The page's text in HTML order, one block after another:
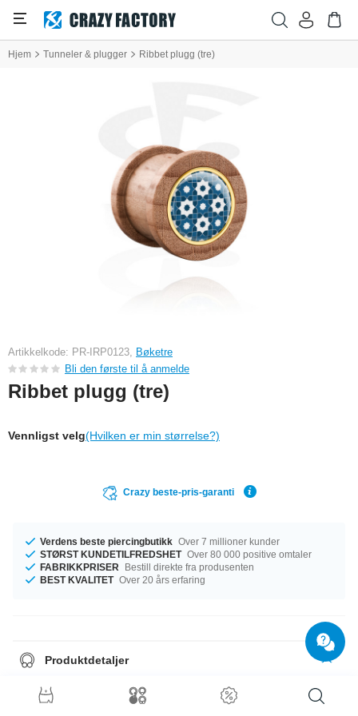
Hjem Tunneler & plugger Ribbet plugg (tre)
Artikkelkode: PR-IRP0123, Bøketre
Bli den første til å anmelde
Ribbet plugg (tre)
Vennligst velg(Hvilken er min størrelse?)
Crazy beste-pris-garanti
Verdens beste piercingbutikk Over 7 millioner kunder
STØRST KUNDETILFREDSHET Over 80 000 positive omtaler
FABRIKKPRISER
Bestill direkte fra produsenten
BEST KVALITET Over 20 års erfaring
Produktdetaljer
Beech Wood. A super trendy product at an unbeatable price, straight from